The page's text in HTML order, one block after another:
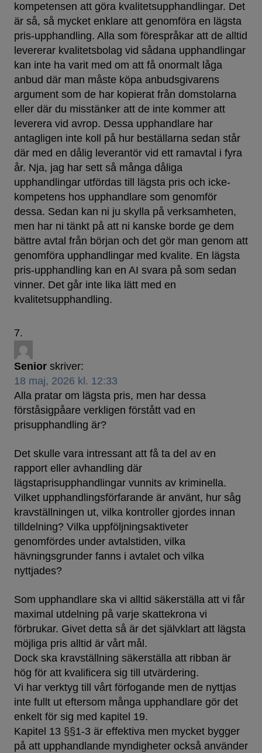
kompetensen att göra kvalitetsupphandlingar. Det
är så, så mycket enklare att genomföra en lägsta
pris-upphandling. Alla som förespråkar att de alltid
levererar kvalitetsbolag vid sådana upphandlingar
kan inte ha varit med om att få onormalt låga
anbud där man måste köpa anbudsgivarens
argument som de har kopierat från domstolarna
eller där du misstänker att de inte kommer att
leverera vid avrop. Dessa upphandlare har
antagligen inte koll på hur beställarna sedan står
där med en dålig leverantör vid ett ramavtal i fyra
år. Nja, jag har sett så många dåliga
upphandlingar utfördas till lägsta pris och icke-
kompetens hos upphandlare som genomför
dessa. Sedan kan ni ju skylla på verksamheten,
men har ni tänkt på att ni kanske borde ge dem
bättre avtal från början och det gör man genom att
genomföra upphandlingar med kvalite. En lägsta
pris-upphandling kan en AI svara på som sedan
vinner. Det går inte lika lätt med en
kvalitetsupphandling.
Senior skriver:
18 maj, 2026 kl. 12:33
Alla pratar om lägsta pris, men har dessa
förståsigpåare verkligen förstått vad en
prisupphandling är?
Det skulle vara intressant att få ta del av en
rapport eller avhandling där
lägstaprisupphandlingar vunnits av kriminella.
Vilket upphandlingsförfarande är använt, hur såg
kravställningen ut, vilka kontroller gjordes innan
tilldelning? Vilka uppföljningsaktiveter
genomfördes under avtalstiden, vilka
hävningsgrunder fanns i avtalet och vilka
nyttjades?
Som upphandlare ska vi alltid säkerställa att vi får
maximal utdelning på varje skattekrona vi
förbrukar. Givet detta så är det självklart att lägsta
möjliga pris alltid är vårt mål.
Dock ska kravställning säkerställa att ribban är
hög för att kvalificera sig till utvärdering.
Vi har verktyg till vårt förfogande men de nyttjas
inte fullt ut eftersom många upphandlare gör det
enkelt för sig med kapitel 19.
Kapitel 13 §§1-3 är effektiva men mycket bygger
på att upphandlande myndigheter också använder